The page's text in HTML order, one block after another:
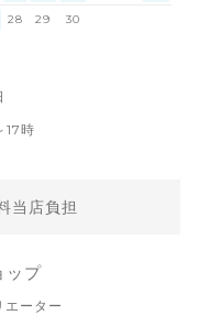
28 29 30
17時
当店負担
ップ
エーター